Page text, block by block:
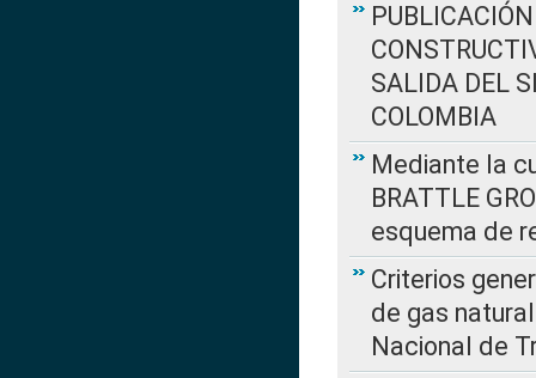
SALIDA DEL
COLOMBIA
Mediante la
BRATTLE
esquema de
Criterios
de gas
Nacional de